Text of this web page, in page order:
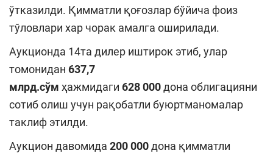
ўтказилди. Қимматли қоғозлар бўйича фоиз
тўловлари хар чорак амалга оширилади.
Аукционда 14та дилер иштирок этиб, улар
томонидан 637,7
млрд.сўм ҳажмидаги 628 000дона облигацияни
сотиб олиш учун рақобатли буюртманомалар
таклиф этилди.
Аукцион давомида 200 000дона қимматли